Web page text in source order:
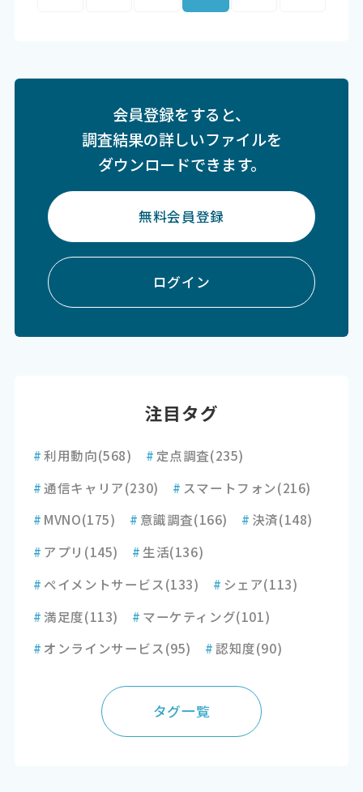
会員登録をすると、
調査結果の詳しいファイルを
ダウンロードできます。
無料会員登録
ログイン
注目タグ
#利用動向(568) # 定点調査(235)
#通信キャリア(230) # スマートフォン(216)
# MVNO(175) # 意識調査(166) # 決済(148)
# アプリ (145) # 生活(136)
# ペイメントサービス(133) # シェア(113)
#満足度(113) # マーケティング(101)
# オンラインサービス(95) #認知度(90)
タグ一覧